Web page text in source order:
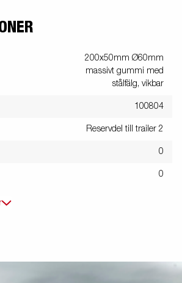
200x50mm Ø60mm
massivt gummi med
stålfälg, vikbar
100804
Reservdel till trailer 2
0
0